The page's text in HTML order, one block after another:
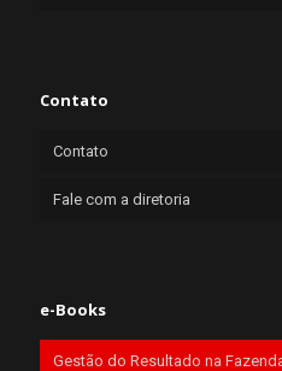
Contato
Contato
Fale com a diretoria
e-Books
Gestão do Resultado na